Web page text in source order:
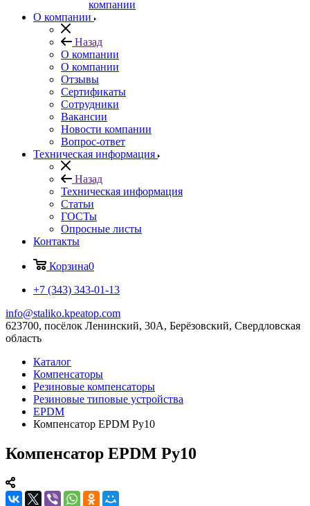
компании
О компании
Назад
О компании
О компании
Отзывы
Сертификаты
Сотрудники
Вакансии
Новости компании
Вопрос-ответ
Техническая информация
Назад
Техническая информация
Статьи
ГОСТы
Опросные листы
Контакты
Корзина0
+7 (343) 343-01-13
info@staliko.kpeatop.com
623700, посёлок Ленинский, 30А, Берёзовский, Свердловская
область
Каталог
Компенсаторы
Резиновые компенсаторы
Резиновые типовые устройства
EPDM
Компенсатор EPDM Ру10
Компенсатор EPDM Ру10